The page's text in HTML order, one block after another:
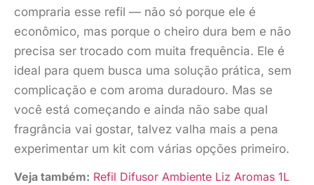
compraria esse refil — não só porque ele é
econômico, mas porque o cheiro dura bem e não
precisa ser trocado com muita frequência. Ele é
ideal para quem busca uma solução prática, sem
complicação e com aroma duradouro. Mas se
você está começando e ainda não sabe qual
fragrância vai gostar, talvez valha mais a pena
experimentar um kit com várias opções primeiro.
Veja também: Refil Difusor Ambiente Liz Aromas 1L